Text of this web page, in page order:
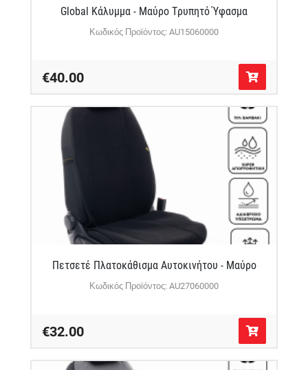
Global Κάλυμμα - Μαύρο Τρυπητό Ύφασμα
Κωδικός Προϊόντος: AU15060000
€40.00
Πετσετέ Πλατοκάθισμα Αυτοκινήτου - Μαύρο
Κωδικός Προϊόντος: AU27060000
€32.00